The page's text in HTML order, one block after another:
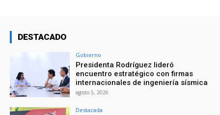
DESTACADO
Gobierno
Presidenta Rodríguez lideró
encuentro estratégico con firmas
internacionales de ingeniería sísmica
agosto 5, 2026
Destacada